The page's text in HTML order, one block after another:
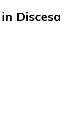
Discesa